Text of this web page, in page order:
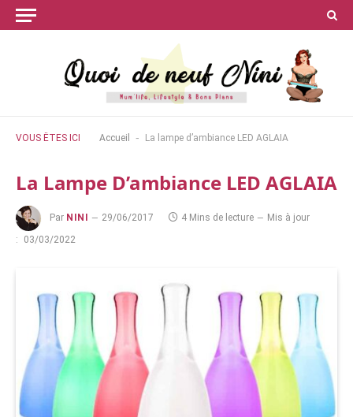
VOUS ÊTES ICI Accueil - La lampe d’ambiance LED AGLAIA
La Lampe D’ambiance LED AGLAIA
Par NINI 29/06/2017 4 Mins de lecture
Mis à jour
:
03/03/2022